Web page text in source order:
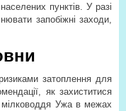
пунктів. У разі
запобіжні заходи,
затоплення для
як захиститися
мілководдя Ужа в межах